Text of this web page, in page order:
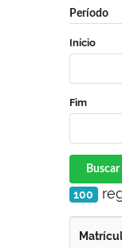
Período
Início
Fim
Buscar
100